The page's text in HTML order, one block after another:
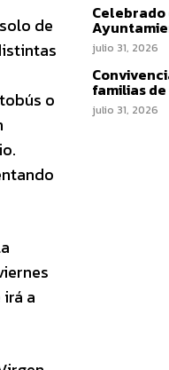
de
o
a
julio 31, 2026
familias
julio 31, 2026